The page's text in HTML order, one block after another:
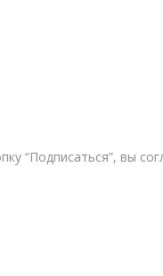
“Подписаться”, вы